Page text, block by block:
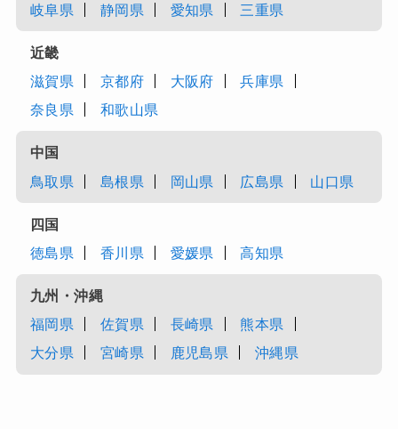
岐阜県
静岡県 愛知県 三重県
近畿
滋賀県
京都府 大阪府
兵庫県
奈良県
和歌山県
中国
鳥取県
島根県 岡山県 広島県 山口県
四国
徳島県
香川県 愛媛県 高知県
九州・沖縄
福岡県
佐賀県 長崎県
熊本県
大分県
宮崎県 鹿児島県 沖縄県